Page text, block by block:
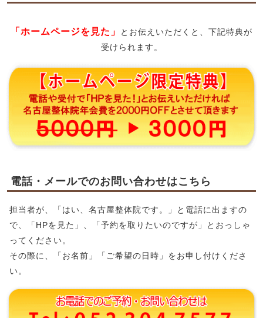
「ホームページを見た」
とお伝えいただくと、下記特典が
受けられます。
電話・メールでのお問い合わせはこちら
担当者が、「はい、名古屋整体院です。」と電話に出ますの
で、「HPを見た」、「予約を取りたいのですが」とおっしゃ
ってください。
その際に、「お名前」「ご希望の日時」をお申し付けくださ
い。